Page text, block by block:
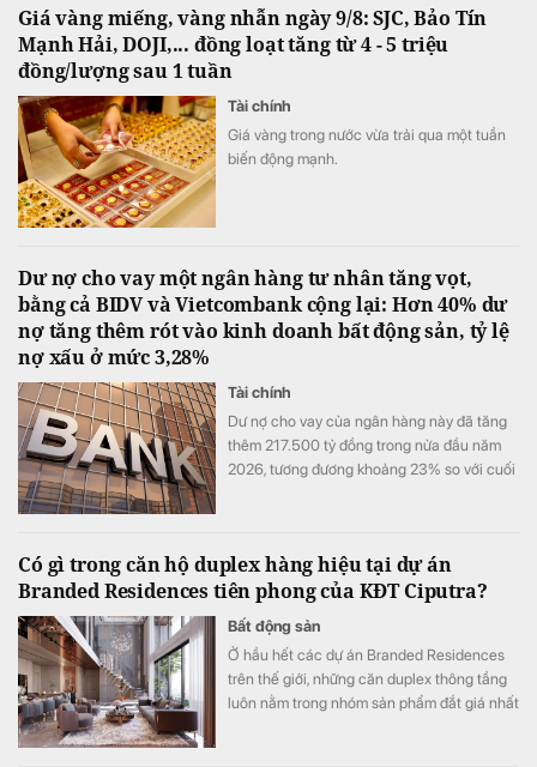
thông tin đăng nhập, mã OTP và chữ ký số.
Giá vàng miếng, vàng nhẫn ngày 9/8: SJC, Bảo Tín
Mạnh Hải, DOJI,... đồng loạt tăng từ 4 - 5 triệu
đồng/lượng sau 1 tuần
Tài chính
Giá vàng trong nước vừa trải qua một tuần
biến động mạnh.
Dư nợ cho vay một ngân hàng tư nhân tăng vọt,
bằng cả BIDV và Vietcombank cộng lại: Hơn 40% dư
nợ tăng thêm rót vào kinh doanh bất động sản, tỷ lệ
nợ xấu ở mức 3,28%
Tài chính
Dư nợ cho vay của ngân hàng này đã tăng
thêm 217.500 tỷ đồng trong nửa đầu năm
2026, tương đương khoảng 23% so với cuối
Có gì trong căn hộ duplex hàng hiệu tại dự án
Branded Residences tiên phong của KĐT Ciputra?
Bất động sản
Ở hầu hết các dự án Branded Residences
trên thế giới, những căn duplex thông tầng
luôn nằm trong nhóm sản phẩm đắt giá nhất